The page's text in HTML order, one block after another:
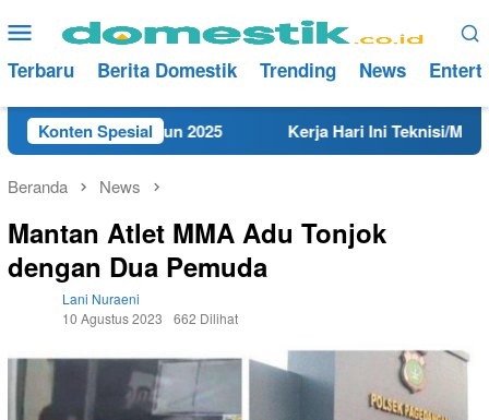
ke
konten
Menu
Mobile
Terbaru Berita Domestik Trending News
Konten Spesial
Tahun 2025 Kerja Hari Ini Teknisi/Mekanik
Beranda News
Mantan Atlet MMA Adu Tonjok
dengan Dua Pemuda
Lani Nuraeni
10 Agustus 2023
662 Dilihat